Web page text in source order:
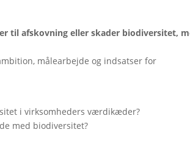
til afskovning eller skader biodiversitet,
målearbejde og indsatser for
i virksomheders værdikæder?
med biodiversitet?